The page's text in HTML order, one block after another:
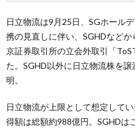
日立物流は9月25日、SGホール
携の見直しに伴い、SGHDなど
京証券取引所の立会外取引「
た。SGHD以外に日立物流株を
明。
日立物流が上限として想定して
得額は総額約988億円。SGHDは